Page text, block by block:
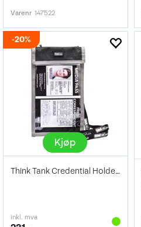
Varenr 147522
20%
Kjøp
Think Tank Credential Holder V2.0 Long
inkl. mva